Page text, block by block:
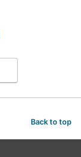
Back to top